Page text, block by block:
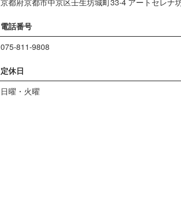
電話番号
075-811-9808
定休日
日曜・火曜